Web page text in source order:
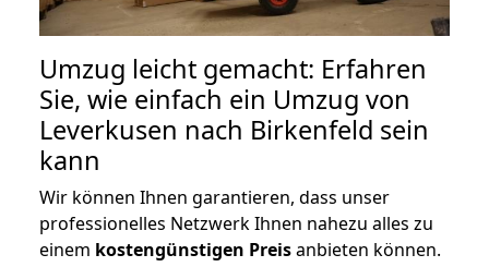
Umzug leicht gemacht: Erfahren
Sie, wie einfach ein Umzug von
Leverkusen nach Birkenfeld sein
kann
Wir können Ihnen garantieren, dass unser
professionelles Netzwerk Ihnen nahezu alles zu
einem kostengünstigen Preisanbieten können.